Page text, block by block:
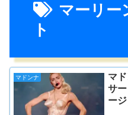
マーリー
ト
マドンナ
マ
サ
ージ